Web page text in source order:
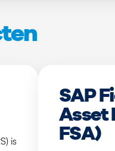
is
SAP
Asset
FSA)